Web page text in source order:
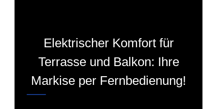
Elektrischer Komfort für
Terrasse und Balkon: Ihre
Markise per Fernbedienung!